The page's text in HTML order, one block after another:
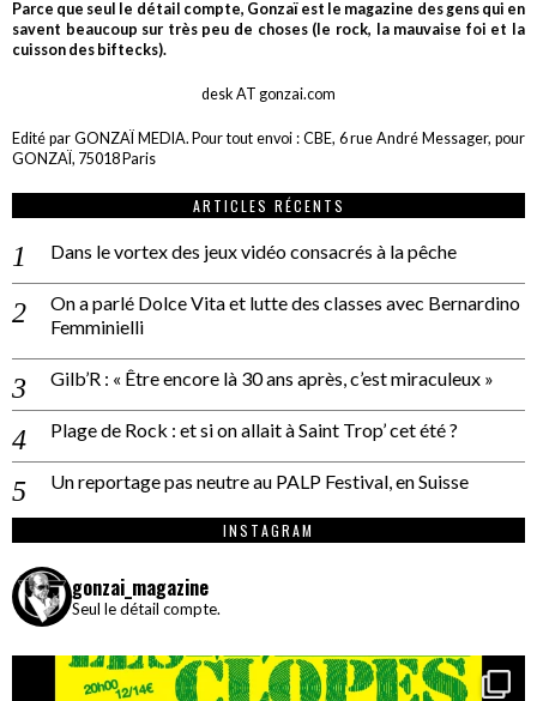
Parce que seul le détail compte, Gonzaï est le magazine des gens qui en
savent beaucoup sur très peu de choses (le rock, la mauvaise foi et la
cuisson des biftecks).
desk AT gonzai.com
Edité par GONZAÏ MEDIA. Pour tout envoi : CBE, 6 rue André Messager, pour
GONZAÏ, 75018 Paris
ARTICLES RÉCENTS
Dans le vortex des jeux vidéo consacrés à la pêche
On a parlé Dolce Vita et lutte des classes avec Bernardino
Femminielli
Gilb’R : « Être encore là 30 ans après, c’est miraculeux »
Plage de Rock : et si on allait à Saint Trop’ cet été ?
Un reportage pas neutre au PALP Festival, en Suisse
INSTAGRAM
gonzai_magazine
Seul le détail compte.